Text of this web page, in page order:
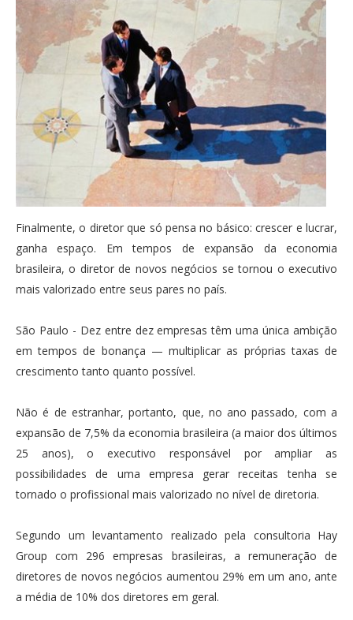
Finalmente, o diretor que só pensa no básico: crescer e lucrar,
ganha espaço. Em tempos de expansão da economia
brasileira, o diretor de novos negócios se tornou o executivo
mais valorizado entre seus pares no país.
São Paulo - Dez entre dez empresas têm uma única ambição
em tempos de bonança — multiplicar as próprias taxas de
crescimento tanto quanto possível.
Não é de estranhar, portanto, que, no ano passado, com a
expansão de 7,5% da economia brasileira (a maior dos últimos
25 anos), o executivo responsável por ampliar as
possibilidades de uma empresa gerar receitas tenha se
tornado o profissional mais valorizado no nível de diretoria.
Segundo um levantamento realizado pela consultoria Hay
Group com 296 empresas brasileiras, a remuneração de
diretores de novos negócios aumentou 29% em um ano, ante
a média de 10% dos diretores em geral.